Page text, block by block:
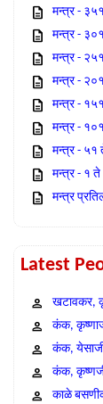
मन्त्र -
मन्त्र -
मन्त्र -
मन्त्र -
मन्त्र -
मन्त्र -
मन्त्र - ५१
मन्त्र - १
मन्त्र
Latest
खटावकर,
कंक,
कंक,
कंक,
काळे